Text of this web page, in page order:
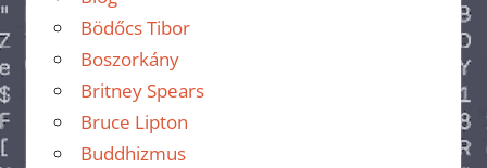
Bödőcs Tibor
Boszorkány
Britney Spears
Bruce Lipton
Buddhizmus